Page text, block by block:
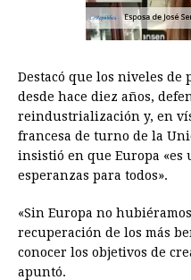
Destacó que los niveles de
desde hace diez años,
reindustrialización y, en
francesa de turno de la
insistió en que Europa «es
esperanzas para todos».
«Sin Europa no
recuperación de los más
conocer los objetivos de
apuntó.